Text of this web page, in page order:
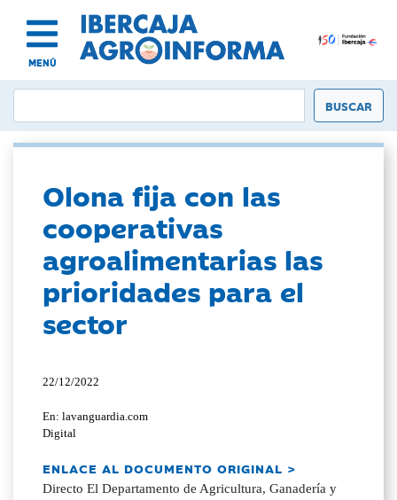
MENÚ
Olona fija con las
cooperativas
agroalimentarias las
prioridades para el
sector
22/12/2022
En: lavanguardia.com
Digital
ENLACE AL DOCUMENTO ORIGINAL >
Directo El Departamento de Agricultura, Ganadería y